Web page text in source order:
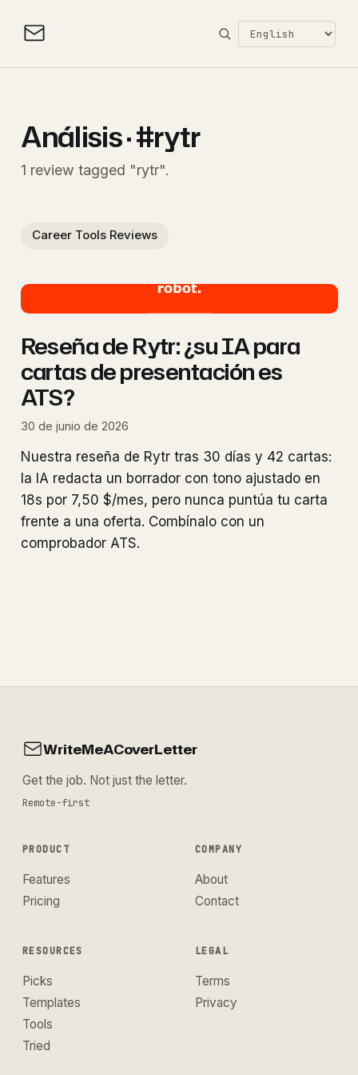
Análisis · #rytr
1 review tagged "rytr".
Career Tools Reviews
Reseña de Rytr: ¿su IA para
cartas de presentación es
ATS?
30 de junio de 2026
Nuestra reseña de Rytr tras 30 días y 42 cartas:
la IA redacta un borrador con tono ajustado en
18s por 7,50 $/mes, pero nunca puntúa tu carta
frente a una oferta. Combínalo con un
comprobador ATS.
WriteMeACoverLetter
Get the job. Not just the letter.
Remote-first
PRODUCT
Features
Pricing
COMPANY
About
Contact
RESOURCES
Picks
Templates
Tools
Tried
LEGAL
Terms
Privacy